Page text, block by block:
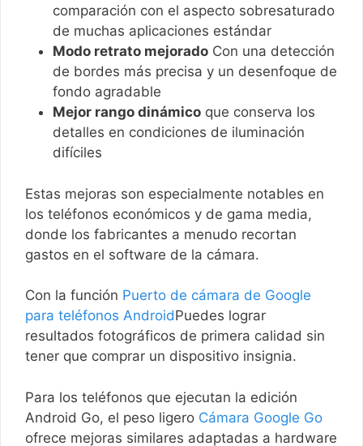
comparación con el aspecto sobresaturado
de muchas aplicaciones estándar
Modo retrato mejorado Con una detección
de bordes más precisa y un desenfoque de
fondo agradable
Mejor rango dinámico que conserva los
detalles en condiciones de iluminación
difíciles
Estas mejoras son especialmente notables en
los teléfonos económicos y de gama media,
donde los fabricantes a menudo recortan
gastos en el software de la cámara.
Con la función Puerto de cámara de Google
para teléfonos AndroidPuedes lograr
resultados fotográficos de primera calidad sin
tener que comprar un dispositivo insignia.
Para los teléfonos que ejecutan la edición
Android Go, el peso ligero Cámara Google Go
ofrece mejoras similares adaptadas a hardware